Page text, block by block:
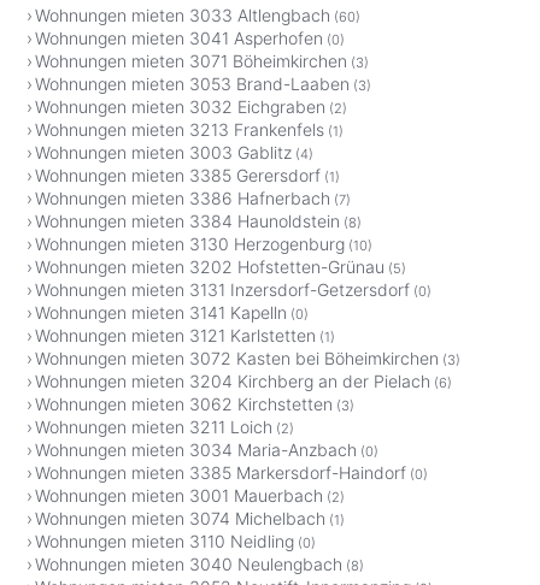
Wohnungen mieten 3033 Altlengbach (60)
Wohnungen mieten 3041 Asperhofen (0)
Wohnungen mieten 3071 Böheimkirchen (3)
Wohnungen mieten 3053 Brand-Laaben (3)
Wohnungen mieten 3032 Eichgraben (2)
Wohnungen mieten 3213 Frankenfels (1)
Wohnungen mieten 3003 Gablitz (4)
Wohnungen mieten 3385 Gerersdorf (1)
Wohnungen mieten 3386 Hafnerbach (7)
Wohnungen mieten 3384 Haunoldstein (8)
Wohnungen mieten 3130 Herzogenburg (10)
Wohnungen mieten 3202 Hofstetten-Grünau (5)
Wohnungen mieten 3131 Inzersdorf-Getzersdorf (0)
Wohnungen mieten 3141 Kapelln (0)
Wohnungen mieten 3121 Karlstetten (1)
Wohnungen mieten 3072 Kasten bei Böheimkirchen (3)
Wohnungen mieten 3204 Kirchberg an der Pielach (6)
Wohnungen mieten 3062 Kirchstetten (3)
Wohnungen mieten 3211 Loich (2)
Wohnungen mieten 3034 Maria-Anzbach (0)
Wohnungen mieten 3385 Markersdorf-Haindorf (0)
Wohnungen mieten 3001 Mauerbach (2)
Wohnungen mieten 3074 Michelbach (1)
Wohnungen mieten 3110 Neidling (0)
Wohnungen mieten 3040 Neulengbach (8)